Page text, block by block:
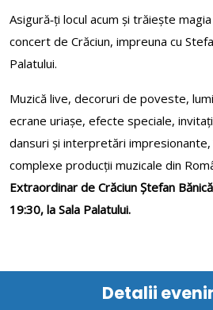
Asigură‑ți locul acum și trăiește
concert de Crăciun, impreuna cu
Palatului.
Muzică live, decoruri de poveste,
ecrane uriașe, efecte speciale,
dansuri și interpretări
complexe producții muzicale din
Extraordinar de Crăciun Ștefan Bănică
19:30, la Sala Palatului.
Detalii